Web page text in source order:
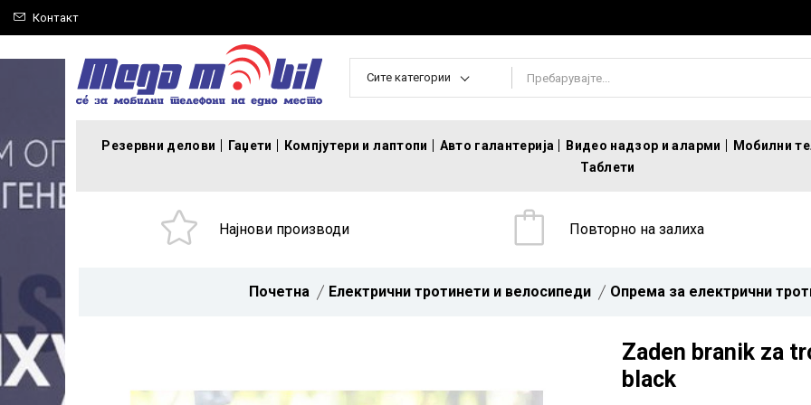
Контакт
Сите категории
Резервни делови Гаџети Компјутери и лаптопи Авто галантерија Видео надзор и аларми Мобилни
Таблети
Најнови производи Повторно на залиха
Почетна Електрични тротинети и велосипеди Опрема за електрични
Zaden branik za
black